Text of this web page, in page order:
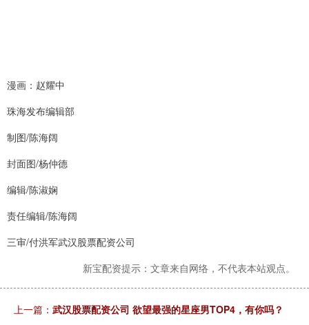
漫画：赵耀中
珠海发布编辑部
制图/陈海阔
封面图/杨仲德
编辑/陈淑娴
责任编辑/陈海阔
三审/付洪军武汉股票配资公司
新宝配资提示：文章来自网络，不代表本站观点。
上一篇： 武汉股票配资公司 欲望最强的星座男TOP4，有你吗？